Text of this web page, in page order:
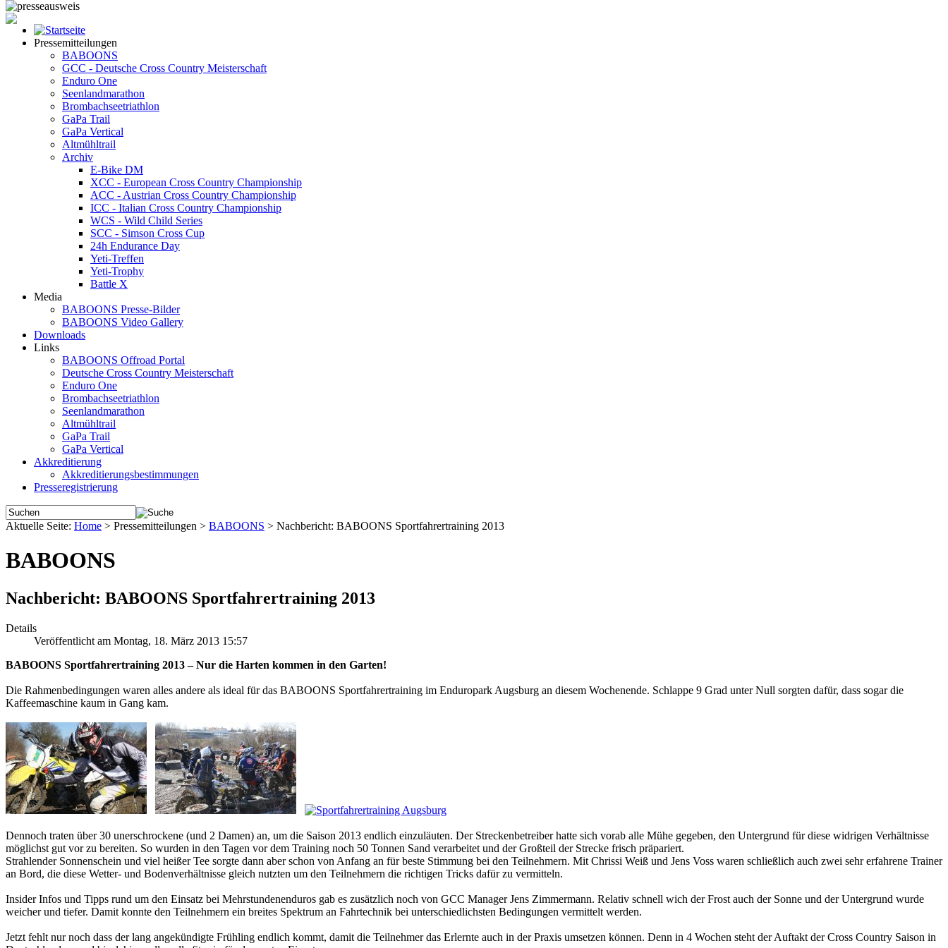
Pressemitteilungen
BABOONS
GCC - Deutsche Cross Country Meisterschaft
Enduro One
Seenlandmarathon
Brombachseetriathlon
GaPa Trail
GaPa Vertical
Altmühltrail
Archiv
E-Bike DM
XCC - European Cross Country Championship
ACC - Austrian Cross Country Championship
ICC - Italian Cross Country Championship
WCS - Wild Child Series
SCC - Simson Cross Cup
24h Endurance Day
Yeti-Treffen
Yeti-Trophy
Battle X
Media
BABOONS Presse-Bilder
BABOONS Video Gallery
Downloads
Links
BABOONS Offroad Portal
Deutsche Cross Country Meisterschaft
Enduro One
Brombachseetriathlon
Seenlandmarathon
Altmühltrail
GaPa Trail
GaPa Vertical
Akkreditierung
Akkreditierungsbestimmungen
Presseregistrierung
Aktuelle Seite: Home > Pressemitteilungen > BABOONS > Nachbericht: BABOONS Sportfahrertraining 2013
BABOONS
Nachbericht: BABOONS Sportfahrertraining 2013
Details
Veröffentlicht am Montag, 18. März 2013 15:57
BABOONS Sportfahrertraining 2013 – Nur die Harten kommen in den Garten!
Die Rahmenbedingungen waren alles andere als ideal für das BABOONS Sportfahrertraining im Enduropark Augsburg an diesem Wochenende. Schlappe 9 Grad unter Null sorgten dafür, dass sogar die
Kaffeemaschine kaum in Gang kam.
Dennoch traten über 30 unerschrockene (und 2 Damen) an, um die Saison 2013 endlich einzuläuten. Der Streckenbetreiber hatte sich vorab alle Mühe gegeben, den Untergrund für diese widrigen Verhältnisse
möglichst gut vor zu bereiten. So wurden in den Tagen vor dem Training noch 50 Tonnen Sand verarbeitet und der Großteil der Strecke frisch präpariert.
Strahlender Sonnenschein und viel heißer Tee sorgte dann aber schon von Anfang an für beste Stimmung bei den Teilnehmern. Mit Chrissi Weiß und Jens Voss waren schließlich auch zwei sehr erfahrene Trainer
an Bord, die diese Wetter- und Bodenverhältnisse gleich nutzten um den Teilnehmern die richtigen Tricks dafür zu vermitteln.
Insider Infos und Tipps rund um den Einsatz bei Mehrstundenenduros gab es zusätzlich noch von GCC Manager Jens Zimmermann. Relativ schnell wich der Frost auch der Sonne und der Untergrund wurde
weicher und tiefer. Damit konnte den Teilnehmern ein breites Spektrum an Fahrtechnik bei unterschiedlichsten Bedingungen vermittelt werden.
Jetzt fehlt nur noch dass der lang angekündigte Frühling endlich kommt, damit die Teilnehmer das Erlernte auch in der Praxis umsetzen können. Denn in 4 Wochen steht der Auftakt der Cross Country Saison in